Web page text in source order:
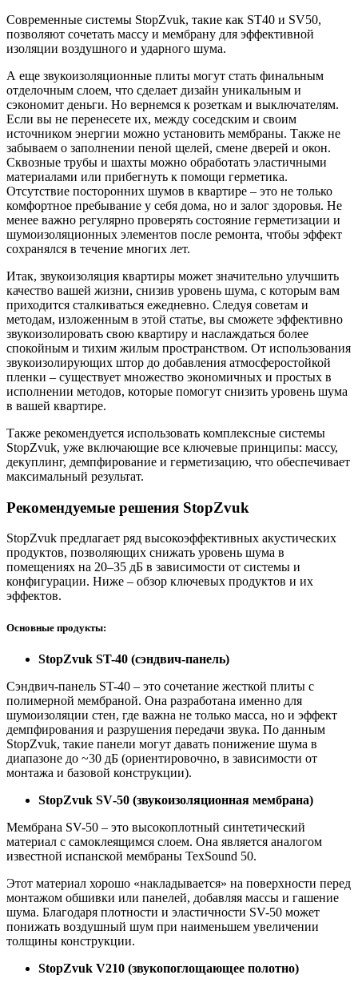
Современные системы StopZvuk, такие как ST40 и SV50,
позволяют сочетать массу и мембрану для эффективной
изоляции воздушного и ударного шума.
А еще звукоизоляционные плиты могут стать финальным
отделочным слоем, что сделает дизайн уникальным и
сэкономит деньги. Но вернемся к розеткам и выключателям.
Если вы не перенесете их, между соседским и своим
источником энергии можно установить мембраны. Также не
забываем о заполнении пеной щелей, смене дверей и окон.
Сквозные трубы и шахты можно обработать эластичными
материалами или прибегнуть к помощи герметика.
Отсутствие посторонних шумов в квартире – это не только
комфортное пребывание у себя дома, но и залог здоровья. Не
менее важно регулярно проверять состояние герметизации и
шумоизоляционных элементов после ремонта, чтобы эффект
сохранялся в течение многих лет.
Итак, звукоизоляция квартиры может значительно улучшить
качество вашей жизни, снизив уровень шума, с которым вам
приходится сталкиваться ежедневно. Следуя советам и
методам, изложенным в этой статье, вы сможете эффективно
звукоизолировать свою квартиру и наслаждаться более
спокойным и тихим жилым пространством. От использования
звукоизолирующих штор до добавления атмосферостойкой
пленки – существует множество экономичных и простых в
исполнении методов, которые помогут снизить уровень шума
в вашей квартире.
Также рекомендуется использовать комплексные системы
StopZvuk, уже включающие все ключевые принципы: массу,
декуплинг, демпфирование и герметизацию, что обеспечивает
максимальный результат.
Рекомендуемые решения StopZvuk
StopZvuk предлагает ряд высокоэффективных акустических
продуктов, позволяющих снижать уровень шума в
помещениях на 20–35 дБ в зависимости от системы и
конфигурации. Ниже – обзор ключевых продуктов и их
эффектов.
Основные продукты:
StopZvuk ST-40 (сэндвич-панель)
Сэндвич-панель ST-40 – это сочетание жесткой плиты с
полимерной мембраной. Она разработана именно для
шумоизоляции стен, где важна не только масса, но и эффект
демпфирования и разрушения передачи звука. По данным
StopZvuk, такие панели могут давать понижение шума в
диапазоне до ~30 дБ (ориентировочно, в зависимости от
монтажа и базовой конструкции).
StopZvuk SV‑50 (звукоизоляционная мембрана)
Мембрана SV-50 – это высокоплотный синтетический
материал с самоклеящимся слоем. Она является аналогом
известной испанской мембраны TexSound 50.
Этот материал хорошо «накладывается» на поверхности перед
монтажом обшивки или панелей, добавляя массы и гашение
шума. Благодаря плотности и эластичности SV-50 может
понижать воздушный шум при наименьшем увеличении
толщины конструкции.
StopZvuk V210 (звукопоглощающее полотно)